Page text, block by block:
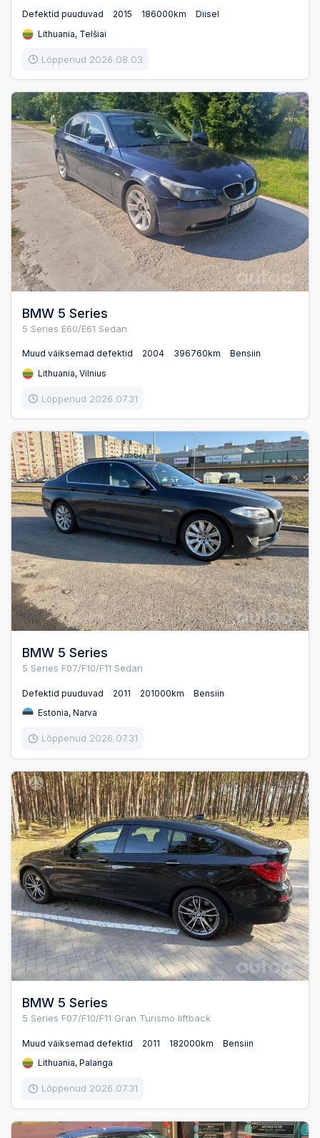
Defektid puuduvad 2015 186000km
Diisel
Lithuania, Telšiai
Lõppenud 2026.08.03
BMW 5 Series
5 Series E60/E61 Sedan
Muud väiksemad defektid 2004 396760km
Bensiin
Lithuania, Vilnius
Lõppenud 2026.07.31
BMW 5 Series
5 Series F07/F10/F11 Sedan
Defektid puuduvad 2011 201000km
Bensiin
Estonia, Narva
Lõppenud 2026.07.31
BMW 5 Series
5 Series F07/F10/F11 Gran Turismo liftback
Muud väiksemad defektid 2011 182000km
Bensiin
Lithuania, Palanga
Lõppenud 2026.07.31